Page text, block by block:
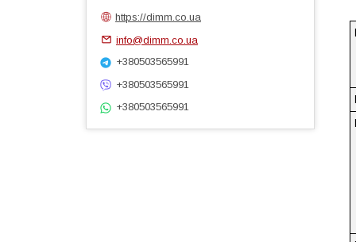
https://dimm.co.ua
info@dimm.co.ua
+380503565991
+380503565991
+380503565991